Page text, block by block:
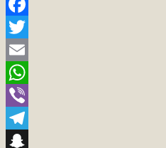
Facebook
Twitter
Email
WhatsApp
Viber
Telegram